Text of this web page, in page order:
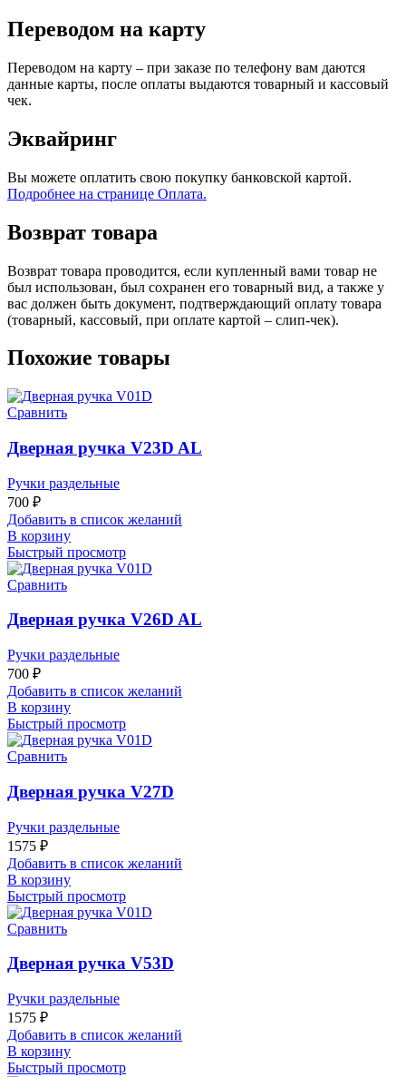
Переводом на карту
Переводом на карту – при заказе по телефону вам даются
данные карты, после оплаты выдаются товарный и кассовый
чек.
Эквайринг
Вы можете оплатить свою покупку банковской картой.
Подробнее на странице Оплата.
Возврат товара
Возврат товара проводится, если купленный вами товар не
был использован, был сохранен его товарный вид, а также у
вас должен быть документ, подтверждающий оплату товара
(товарный, кассовый, при оплате картой – слип-чек).
Похожие товары
Сравнить
Дверная ручка V23D AL
Ручки раздельные
700 ₽
Добавить в список желаний
В корзину
Быстрый просмотр
Сравнить
Дверная ручка V26D AL
Ручки раздельные
700 ₽
Добавить в список желаний
В корзину
Быстрый просмотр
Сравнить
Дверная ручка V27D
Ручки раздельные
1575 ₽
Добавить в список желаний
В корзину
Быстрый просмотр
Сравнить
Дверная ручка V53D
Ручки раздельные
1575 ₽
Добавить в список желаний
В корзину
Быстрый просмотр